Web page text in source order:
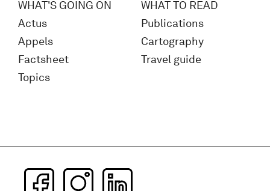
WHAT'S GOING ON
Actus
Appels
Factsheet
Topics
WHAT TO READ
Publications
Cartography
Travel guide